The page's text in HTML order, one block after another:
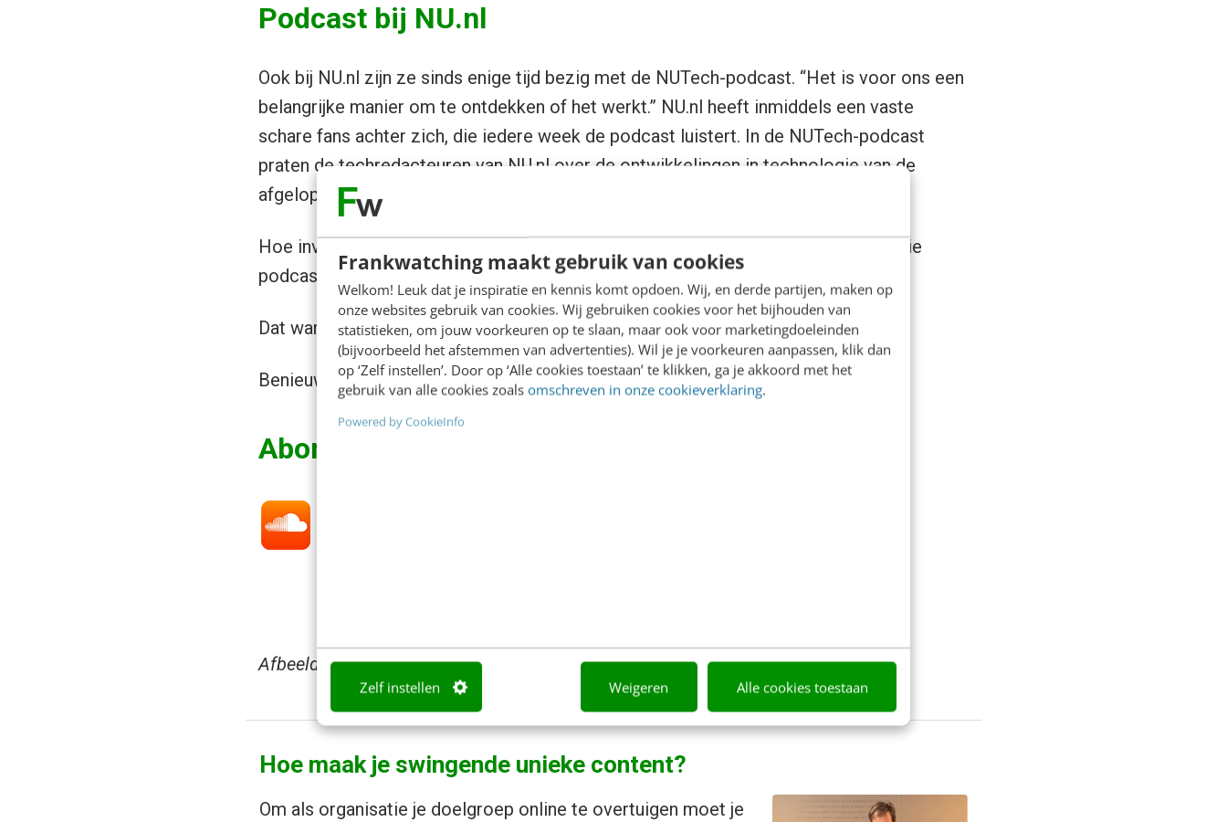
Frankwatching maakt gebruik van cookies
Welkom! Leuk dat je inspiratie en kennis komt opdoen. Wij, en derde partijen, maken op
onze websites gebruik van cookies. Wij gebruiken cookies voor het bijhouden van
statistieken, om jouw voorkeuren op te slaan, maar ook voor marketingdoeleinden
(bijvoorbeeld het afstemmen van advertenties). Wil je je voorkeuren aanpassen, klik dan
op ‘Zelf instellen’. Door op ‘Alle cookies toestaan’ te klikken, ga je akkoord met het
gebruik van alle cookies zoals omschreven in onze cookieverklaring.
Powered by CookieInfo
Zelf instellen Weigeren Alle cookies toestaan
Podcast bij NU.nl
Ook bij NU.nl zijn ze sinds enige tijd bezig met de NUTech-podcast. “Het is voor ons een
belangrijke manier om te ontdekken of het werkt.” NU.nl heeft inmiddels een vaste
schare fans achter zich, die iedere week de podcast luistert. In de NUTech-podcast
praten de techredacteuren van NU.nl over de ontwikkelingen in technologie van de
afgelopen nieuwsweek.
Hoe investeert NU.nl in nieuwe technologie? En hoe maken ze en publiceren ze die
podcast? Joost Geursten vertelt er alles over in de podcast hieronder.
Dat waren ze alweer, de podcasts van de week over podcasten zelf.
Benieuwd naar de andere podcasts?Hier vind je ze allemaal op een rijtje.
Abonneer je op de podcast via:
Afbeelding header met dank aan 123RF.com
Hoe maak je swingende unieke content?
Om als organisatie je doelgroep online te overtuigen moet je